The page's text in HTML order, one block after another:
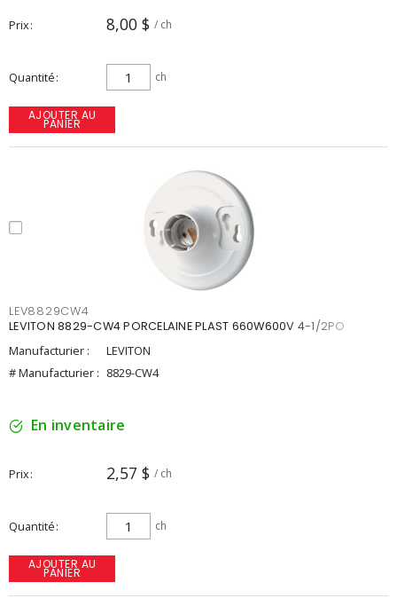
Prix 8,00 $ / ch
Quantité ch
AJOUTER AU
PANIER
LEV8829CW4
LEVITON 8829-CW4 PORCELAINE PLAST 660W600V 4-1/2PO
Manufacturier :
LEVITON
# Manufacturier : 8829-CW4
En inventaire
Prix 2,57 $ / ch
Quantité ch
AJOUTER AU
PANIER